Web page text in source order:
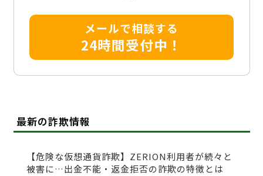
メールで相談する
24時間受付中！
最新の詐欺情報
【危険な仮想通貨詐欺】ZERION利用者が続々と
被害に…出金不能・返金拒否の詐欺の特徴とは